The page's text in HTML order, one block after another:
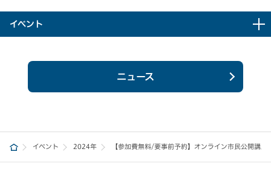
イベント
ニュース
イベント 2024年 【参加費無料/要事前予約】オンライン市民公開講